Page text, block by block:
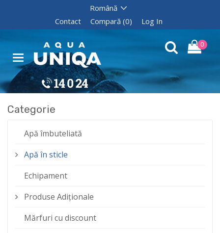
Contact Compară (0) Log In
0
Categorie
Apă îmbuteliată
Apă în sticle
Echipament
Produse Adiționale
Mărfuri cu discount